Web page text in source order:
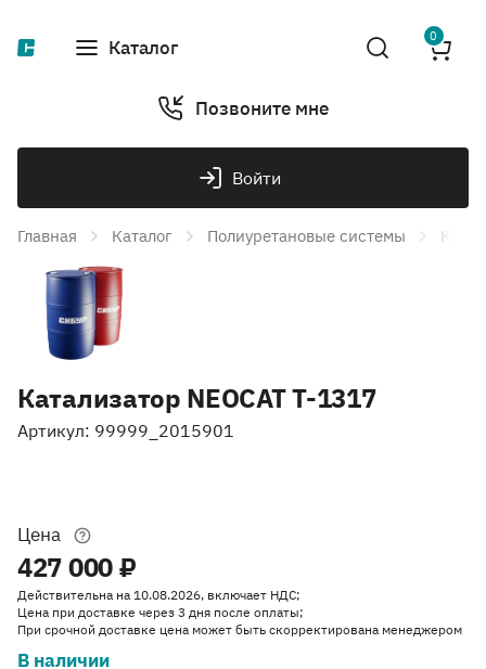
Каталог 0
Позвоните мне
Войти
Главная Каталог Полиуретановые системы
Катализатор NEOCAT T-1317
Артикул: 99999_2015901
Цена
427 000 ₽
Действительна на 10.08.2026, включает НДС;
Цена при доставке через 3 дня после оплаты;
При срочной доставке цена может быть скорректирована менеджером
В наличии